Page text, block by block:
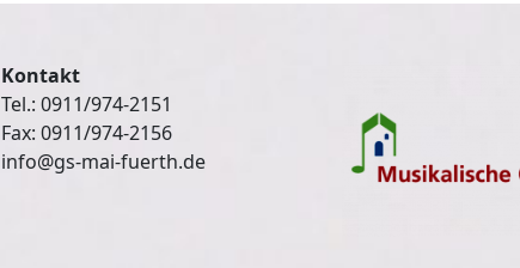
Kontakt
Tel.: 0911/974-2151
Fax: 0911/974-2156
info@gs-mai-fuerth.de